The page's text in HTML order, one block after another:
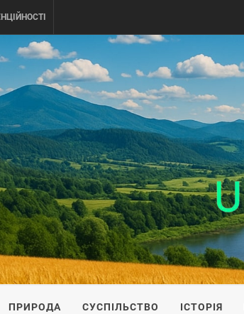
IS
ПРИРОДА СУСПІЛЬСТВО ІСТОРІЯ